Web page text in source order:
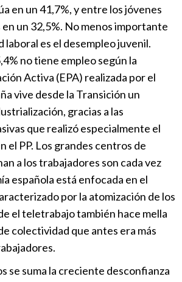
en un 41,7%, y entre los jóvenes
un 32,5%. No menos importante
laboral es el desempleo juvenil.
no tiene empleo según la
Activa (EPA) realizada por el
vive desde la Transición un
gracias a las
que realizó especialmente el
el PP. Los grandes centros de
a los trabajadores son cada vez
española está enfocada en el
por la atomización de los
el teletrabajo también hace mella
colectividad que antes era más
se suma la creciente desconfianza